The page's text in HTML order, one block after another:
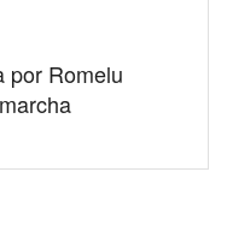
por Romelu